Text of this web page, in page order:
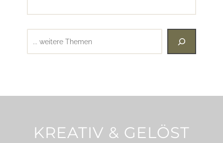
KREATIV & GELÖST